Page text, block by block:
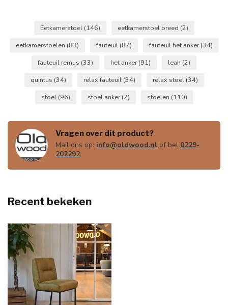
Eetkamerstoel (146) eetkamerstoel breed (2)
eetkamerstoelen (83) fauteuil (87) fauteuil het anker(34)
fauteuil remus (33) het anker(91) leah (2)
quintus (34) relax fauteuil (34) relax stoel (34)
stoel (96) stoel anker(2) stoelen (110)
Vragen over dit product?
Mail ons op: info@oldwood.nl of bel 0229-
202292.
Recent bekeken